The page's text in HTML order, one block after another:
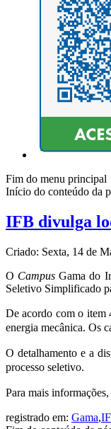
Fim do menu principal
Início do conteúdo da
IFB divulga
Criado: Sexta, 14 de
O Campus Gama do
Seletivo Simplificado
De acordo com o item
energia mecânica. Os
O detalhamento e a
processo seletivo.
Para mais informações,
registrado em: Gama,